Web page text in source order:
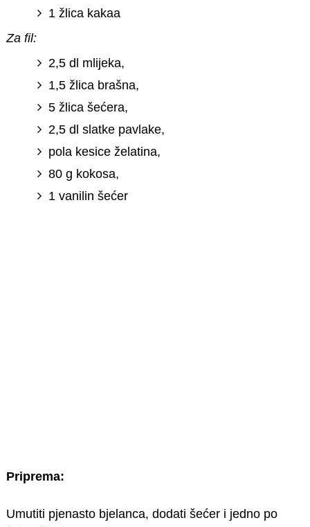
1 žlica kakaa
Za fil:
2,5 dl mlijeka,
1,5 žlica brašna,
5 žlica šećera,
2,5 dl slatke pavlake,
pola kesice želatina,
80 g kokosa,
1 vanilin šećer
Priprema:
Umutiti pjenasto bjelanca, dodati šećer i jedno po